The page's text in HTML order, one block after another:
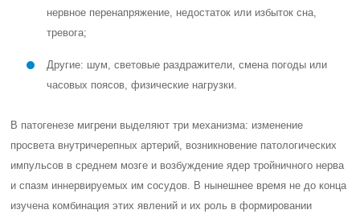
нервное перенапряжение, недостаток или избыток сна,
тревога;
Другие: шум, световые раздражители, смена погоды или
часовых поясов, физические нагрузки.
В патогенезе мигрени выделяют три механизма: изменение
просвета внутричерепных артерий, возникновение патологических
импульсов в среднем мозге и возбуждение ядер тройничного нерва
и спазм иннервируемых им сосудов. В нынешнее время не до конца
изучена комбинация этих явлений и их роль в формировании